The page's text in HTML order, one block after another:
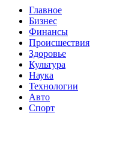
Главное
Бизнес
Финансы
Происшествия
Здоровье
Культура
Наука
Технологии
Авто
Спорт